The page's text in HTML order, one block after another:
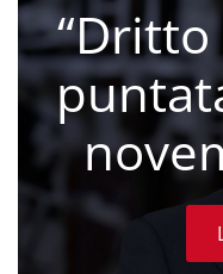
“Dritto